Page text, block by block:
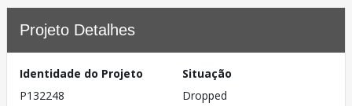
Projeto Detalhes
Identidade do Projeto
P132248
Situação
Dropped